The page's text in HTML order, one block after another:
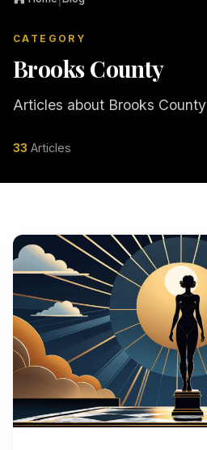
CATEGORY
Brooks County
Articles about Brooks County
33 Articles